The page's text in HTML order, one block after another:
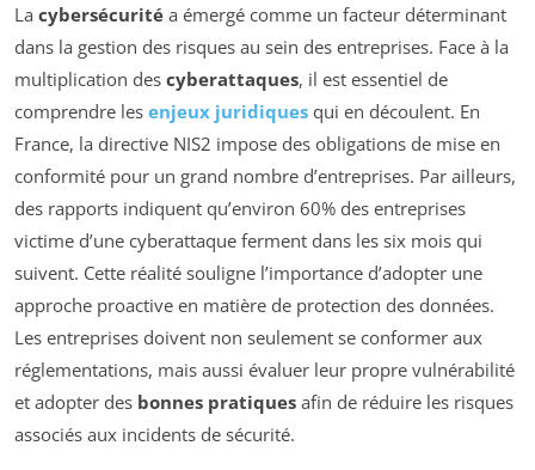
La cybersécurité a émergé comme un facteur déterminant
dans la gestion des risques au sein des entreprises. Face à la
multiplication des cyberattaques, il est essentiel de
comprendre les enjeux juridiques qui en découlent. En
France, la directive NIS2 impose des obligations de mise en
conformité pour un grand nombre d’entreprises. Par ailleurs,
des rapports indiquent qu’environ 60% des entreprises
victime d’une cyberattaque ferment dans les six mois qui
suivent. Cette réalité souligne l’importance d’adopter une
approche proactive en matière de protection des données.
Les entreprises doivent non seulement se conformer aux
réglementations, mais aussi évaluer leur propre vulnérabilité
et adopter des bonnes pratiques afin de réduire les risques
associés aux incidents de sécurité.